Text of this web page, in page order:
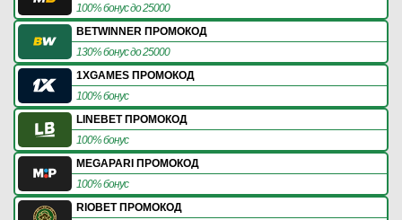
100% бонус до 25000
BETWINNER ПРОМОКОД
130% бонус до 25000
1XGAMES ПРОМОКОД
100% бонус
LINEBET ПРОМОКОД
100% бонус
MEGAPARI ПРОМОКОД
100% бонус
RIOBET ПРОМОКОД